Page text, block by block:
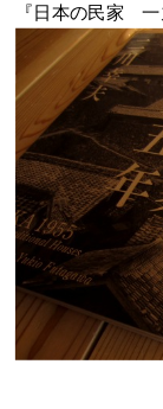
『日本の民家 一